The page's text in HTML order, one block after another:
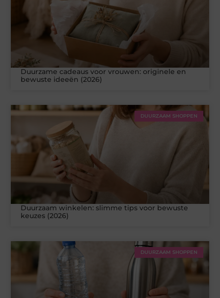
Duurzame cadeaus voor vrouwen: originele en
bewuste ideeën (2026)
DUURZAAM SHOPPEN
Duurzaam winkelen: slimme tips voor bewuste
keuzes (2026)
DUURZAAM SHOPPEN